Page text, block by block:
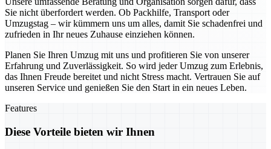
Sie nicht überfordert werden. Ob Packhilfe, Transport oder
Umzugstag – wir kümmern uns um alles, damit Sie schadenfrei und
zufrieden in Ihr neues Zuhause einziehen können.
Planen Sie Ihren Umzug mit uns und profitieren Sie von unserer
Erfahrung und Zuverlässigkeit. So wird jeder Umzug zum Erlebnis,
das Ihnen Freude bereitet und nicht Stress macht. Vertrauen Sie auf
unseren Service und genießen Sie den Start in ein neues Leben.
Features
Diese Vorteile bieten wir Ihnen